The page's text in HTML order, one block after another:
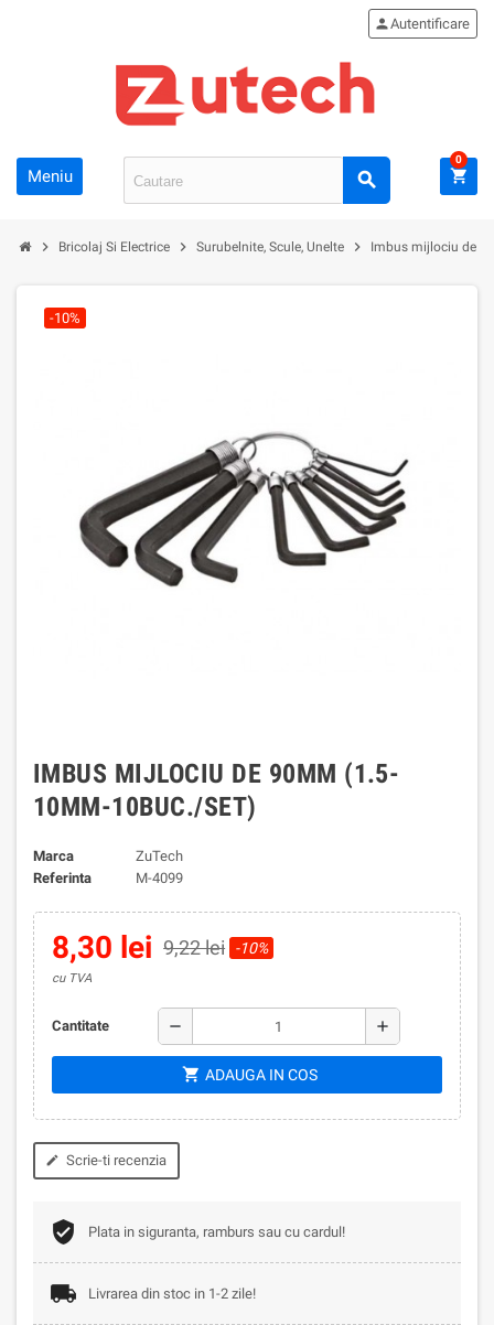
Meniu search
personAutentificare
shopping_cart
0
chevron_right Bricolaj Si Electrice chevron_right Surubelnite, Scule, Unelte chevron_right Imbus mijlociu de
-10%
IMBUS MIJLOCIU DE 90MM (1.5-
10MM-10BUC./SET)
Marca
ZuTech
Referinta
M-4099
8,30 lei 9,22 lei -10%
cu TVA
Cantitate remove add
shopping_cart ADAUGA IN COS
edit Scrie-ti recenzia
Plata in siguranta, ramburs sau cu cardul!
Livrarea din stoc in 1-2 zile!